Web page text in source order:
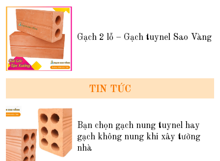
Gạch 2 lỗ – Gạch tuynel Sao Vàng
TIN TỨC
Bạn chọn gạch nung tuynel hay
gạch không nung khi xây tường
nhà